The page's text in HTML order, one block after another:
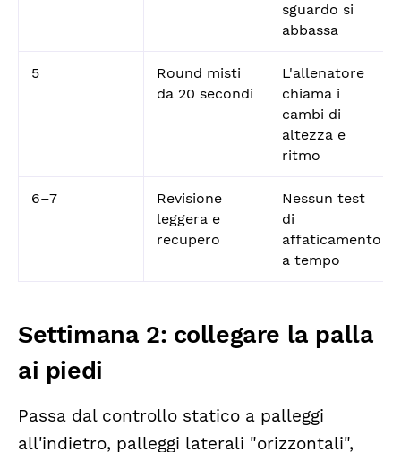
sguardo si
abbassa
5
Round misti
da 20 secondi
L'allenatore
chiama i
cambi di
altezza e
ritmo
6–7
Revisione
leggera e
recupero
Nessun test
di
affaticamento
a tempo
Settimana 2: collegare la palla
ai piedi
Passa dal controllo statico a palleggi
all'indietro, palleggi laterali "orizzontali",